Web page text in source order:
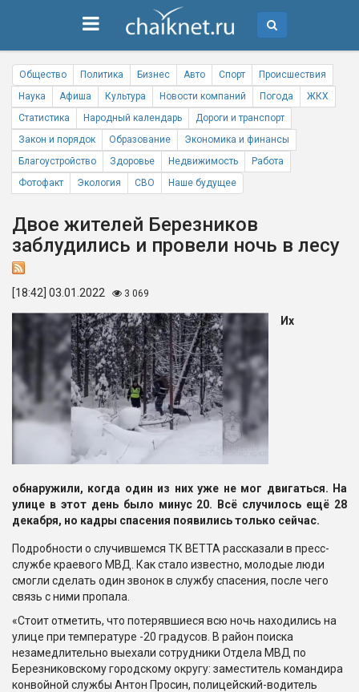
Общество Политика Бизнес Авто Спорт
Происшествия
Наука
Афиша Культура Новости компаний Погода
ЖКХ
Статистика
Народный календарь
Дороги и транспорт
Закон и порядок
Образование
Экономика и финансы
Благоустройство
Здоровье Недвижимость
Работа
Фотофакт
Экология СВО Наше будущее
Двое жителей Березников
заблудились и провели ночь в лесу
[18:42] 03.01.2022 3 069
Их
обнаружили, когда один из них уже не мог двигаться. На
улице в этот день было минус 20. Всё случилось ещё 28
декабря, но кадры спасения появились только сейчас.
Подробности о случившемся ТК ВЕТТА рассказали в пресс-
службе краевого МВД. Как стало известно, молодые люди
смогли сделать один звонок в службу спасения, после чего
связь с ними пропала.
«Стоит отметить, что потерявшиеся всю ночь находились на
улице при температуре -20 градусов. В район поиска
незамедлительно выехали сотрудники Отдела МВД по
Березниковскому городскому округу: заместитель командира
конвойной службы Антон Просин, полицейский-водитель